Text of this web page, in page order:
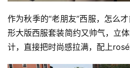
作为秋季的“老朋友”西服，怎么
形大版西服套装简约又帅气，立
计，直接把时尚感拉满，配上rosé